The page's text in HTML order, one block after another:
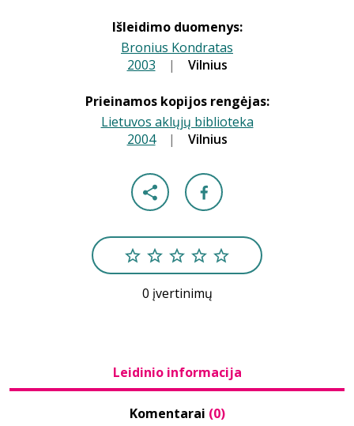
Išleidimo duomenys:
Bronius Kondratas
2003 | Vilnius
Prieinamos kopijos rengėjas:
Lietuvos aklųjų biblioteka
2004 | Vilnius
0 įvertinimų
Leidinio informacija
Komentarai (0)